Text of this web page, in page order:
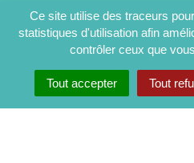
Ce site utilise des traceurs
statistiques d'utilisation afin
contrôler ceux que
Tout accepter Tout